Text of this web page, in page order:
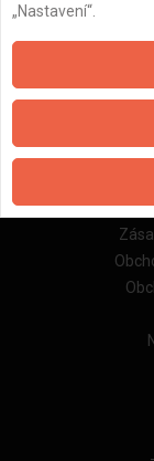
„Nastavení“.